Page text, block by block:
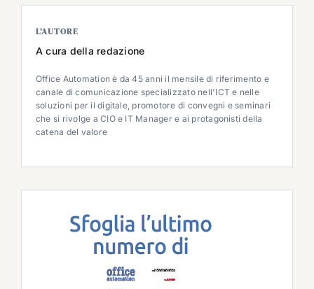
L’AUTORE
A cura della redazione
Office Automation è da 45 anni il mensile di riferimento e
canale di comunicazione specializzato nell'ICT e nelle
soluzioni per il digitale, promotore di convegni e seminari
che si rivolge a CIO e IT Manager e ai protagonisti della
catena del valore